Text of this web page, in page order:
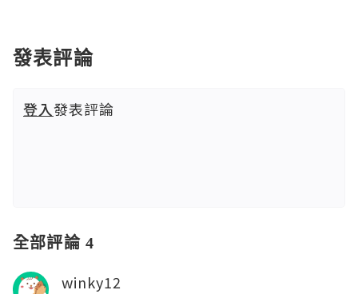
發表評論
登入發表評論
全部評論 4
winky12